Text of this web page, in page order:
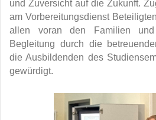
und Zuversicht auf die Zukunft.
am Vorbereitungsdienst
allen voran den Familien
Begleitung durch die
die Ausbildenden des
gewürdigt.